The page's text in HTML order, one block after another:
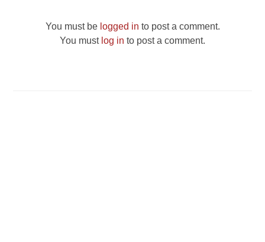
You must be logged in to post a comment.
You must log in to post a comment.